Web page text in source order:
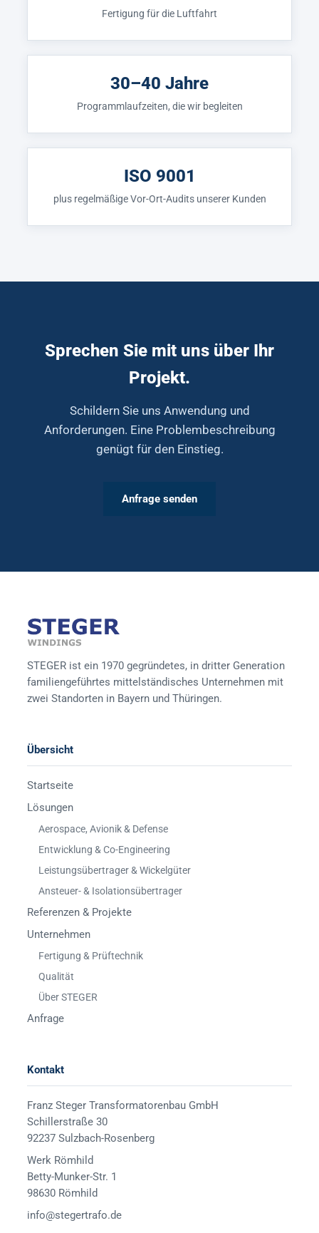
Fertigung für die Luftfahrt
30–40 Jahre
Programmlaufzeiten, die wir begleiten
ISO 9001
plus regelmäßige Vor-Ort-Audits unserer Kunden
Sprechen Sie mit uns über Ihr
Projekt.
Schildern Sie uns Anwendung und
Anforderungen. Eine Problembeschreibung
genügt für den Einstieg.
Anfrage senden
STEGER ist ein 1970 gegründetes, in dritter Generation
familiengeführtes mittelständisches Unternehmen mit
zwei Standorten in Bayern und Thüringen.
Übersicht
Startseite
Lösungen
Aerospace, Avionik & Defense
Entwicklung & Co-Engineering
Leistungsübertrager & Wickelgüter
Ansteuer- & Isolationsübertrager
Referenzen & Projekte
Unternehmen
Fertigung & Prüftechnik
Qualität
Über STEGER
Anfrage
Kontakt
Franz Steger Transformatorenbau GmbH
Schillerstraße 30
92237 Sulzbach-Rosenberg
Werk Römhild
Betty-Munker-Str. 1
98630 Römhild
info@stegertrafo.de